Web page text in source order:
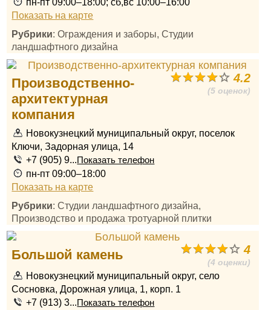
Показать на карте
Рубрики: Ограждения и заборы, Студии
ландшафтного дизайна
4.2
(5 оценок)
Производственно-
архитектурная
компания
Новокузнецкий муниципальный округ, поселок
Ключи, Задорная улица, 14
+7 (905) 9...Показать телефон
пн-пт 09:00–18:00
Показать на карте
Рубрики: Студии ландшафтного дизайна,
Производство и продажа тротуарной плитки
4
(4 оценки)
Большой камень
Новокузнецкий муниципальный округ, село
Сосновка, Дорожная улица, 1, корп. 1
+7 (913) 3...Показать телефон